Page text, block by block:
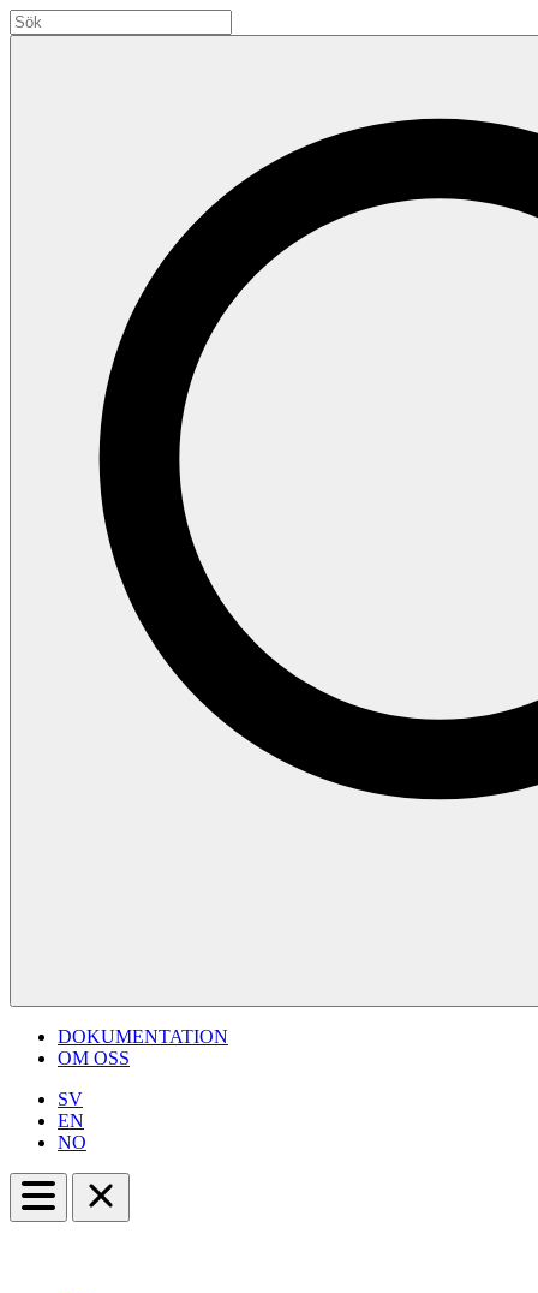
DOKUMENTATION
OM OSS
SV
EN
NO